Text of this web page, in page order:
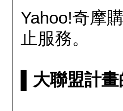
Yahoo!奇摩
止服務。
▌大聯盟計